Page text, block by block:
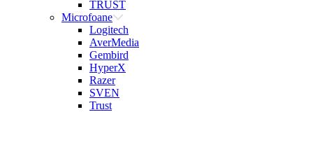
TRUST
Microfoane
Logitech
AverMedia
Gembird
HyperX
Razer
SVEN
Trust